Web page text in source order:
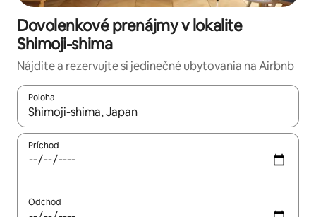
Dovolenkové prenájmy v lokalite
Shimoji-shima
Nájdite a rezervujte si jedinečné ubytovania na Airbnb
Poloha
Keď budú výsledky k dispozícii, môžete si ich prechádzať
Príchod
Odchod